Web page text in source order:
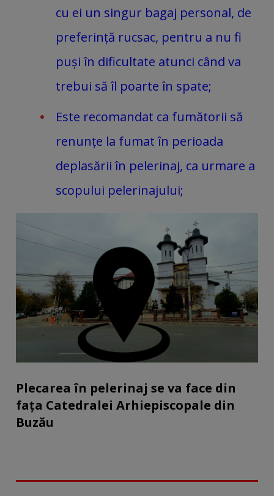
cu ei un singur bagaj personal, de
preferință rucsac, pentru a nu fi
puși în dificultate atunci când va
trebui să îl poarte în spate;
Este recomandat ca fumătorii să
renunțe la fumat în perioada
deplasării în pelerinaj, ca urmare a
scopului pelerinajului;
Plecarea în pelerinaj se va face din
fața Catedralei Arhiepiscopale din
Buzău